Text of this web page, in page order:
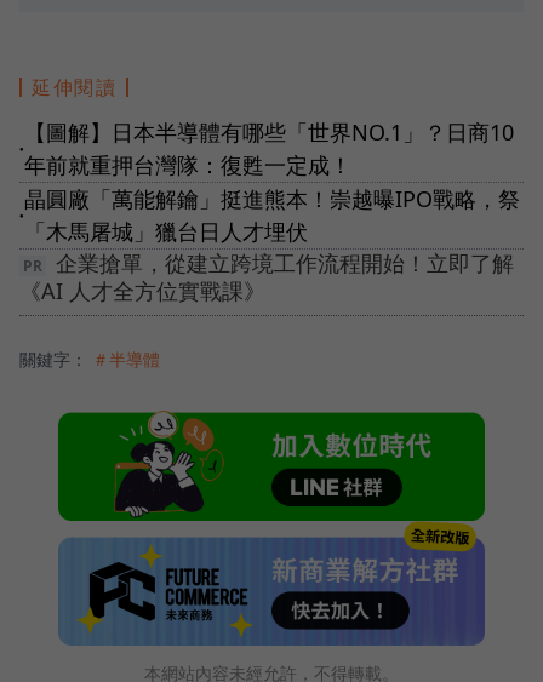
延伸閱讀
●
【圖解】日本半導體有哪些「世界NO.1」？日商10
年前就重押台灣隊：復甦一定成！
●
晶圓廠「萬能解鑰」挺進熊本！崇越曝IPO戰略，祭
「木馬屠城」獵台日人才埋伏
企業搶單，從建立跨境工作流程開始！立即了解
《AI 人才全方位實戰課》
關鍵字： ＃半導體
本網站內容未經允許，不得轉載。